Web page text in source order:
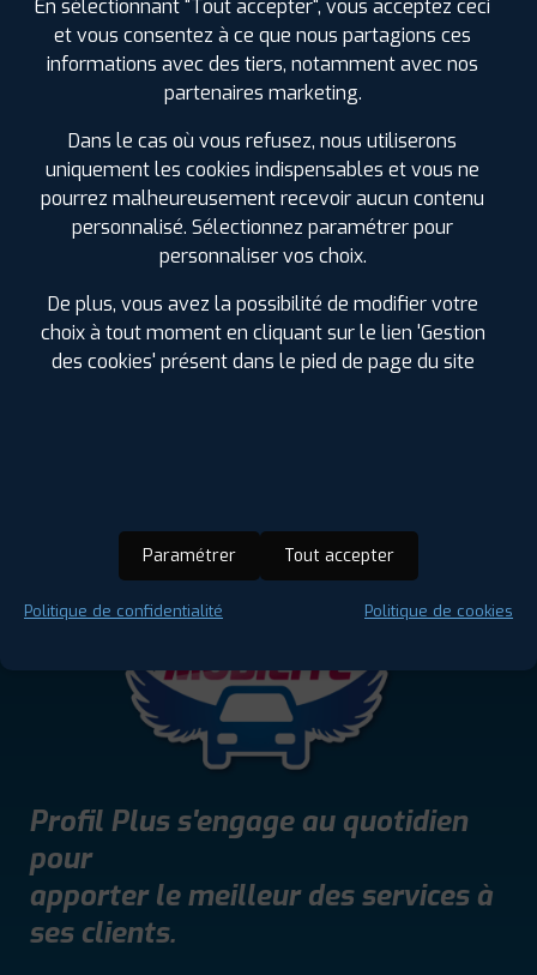
D'INFOS SUR MYPROFIL+
La carte de fidélité MyPROFIL+ estentièrement
GRATUITE !
Chaque achat la crédite de 2.5% du montant
Vous pouvez utiliser les Euros cumuléssur les pneus,
l'entretien auto(vidange, freinage, suspension, géométrie,
climatisation et échappement) ou dans nos boutiques
d'accessoires. Pas de besoin dans l'immédiat, faites en
Profil Plus s'engage au quotidien
pour
apporter le meilleur des services à
ses clients.
En sélectionnant "Tout accepter", vous acceptez ceci
et vous consentez à ce que nous partagions ces
informations avec des tiers, notamment avec nos
partenaires marketing.
Dans le cas où vous refusez, nous utiliserons
uniquement les cookies indispensables et vous ne
pourrez malheureusement recevoir aucun contenu
personnalisé. Sélectionnez paramétrer pour
personnaliser vos choix.
De plus, vous avez la possibilité de modifier votre
choix à tout moment en cliquant sur le lien 'Gestion
des cookies' présent dans le pied de page du site
Paramétrer Tout accepter
Politique de confidentialité Politique de cookies